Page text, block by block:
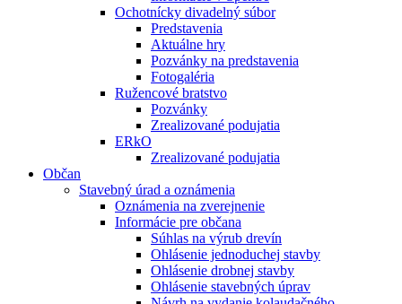
Ochotnícky divadelný súbor
Predstavenia
Aktuálne hry
Pozvánky na predstavenia
Fotogaléria
Ružencové bratstvo
Pozvánky
Zrealizované podujatia
ERkO
Zrealizované podujatia
Občan
Stavebný úrad a oznámenia
Oznámenia na zverejnenie
Informácie pre občana
Súhlas na výrub drevín
Ohlásenie jednoduchej stavby
Ohlásenie drobnej stavby
Ohlásenie stavebných úprav